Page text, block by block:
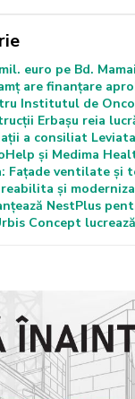
euro pe Bd.
are finanțare
Institutul de
Erbașu reia
a consiliat
și Medima
Fațade ventilate
reabilita și
NestPlus
Concept